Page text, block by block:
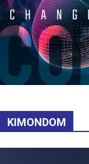
KIMONDOM